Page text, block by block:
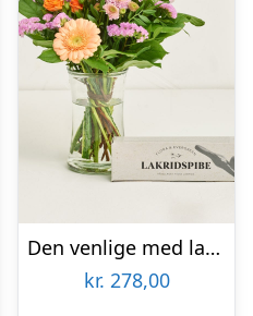
Den venlige med lakridspibe
kr. 278,00